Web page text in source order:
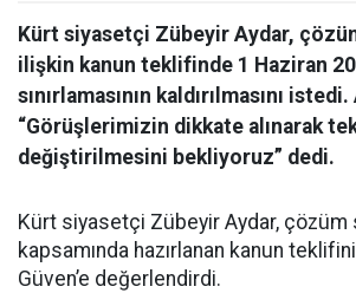
Kürt siyasetçi Zübeyir Aydar,
ilişkin kanun teklifinde 1 Haziran
sınırlamasının kaldırılmasını
“Görüşlerimizin dikkate alınarak
değiştirilmesini bekliyoruz” dedi.
Kürt siyasetçi Zübeyir Aydar, çözüm
kapsamında hazırlanan kanun
Güven’e değerlendirdi.